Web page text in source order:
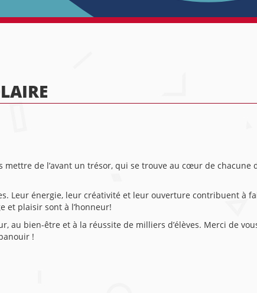
de l’avant un trésor, qui se trouve au cœur de chacune
Leur énergie, leur créativité et leur ouverture contribuent à
et plaisir sont à l’honneur!
au bien-être et à la réussite de milliers d’élèves. Merci de
!